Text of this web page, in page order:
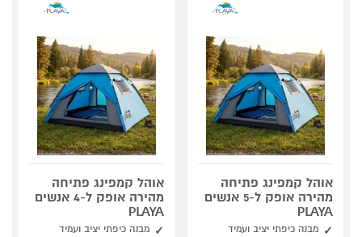
אוהל קמפינג פתיחה
מהירה אופק ל-5 אנשים
PLAYA
מבנה כיפתי יציב ועמיד
אוהל קמפינג פתיחה
מהירה אופק ל-4 אנשים
PLAYA
מבנה כיפתי יציב ועמיד